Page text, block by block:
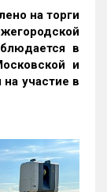
на торги
в
и
участие в